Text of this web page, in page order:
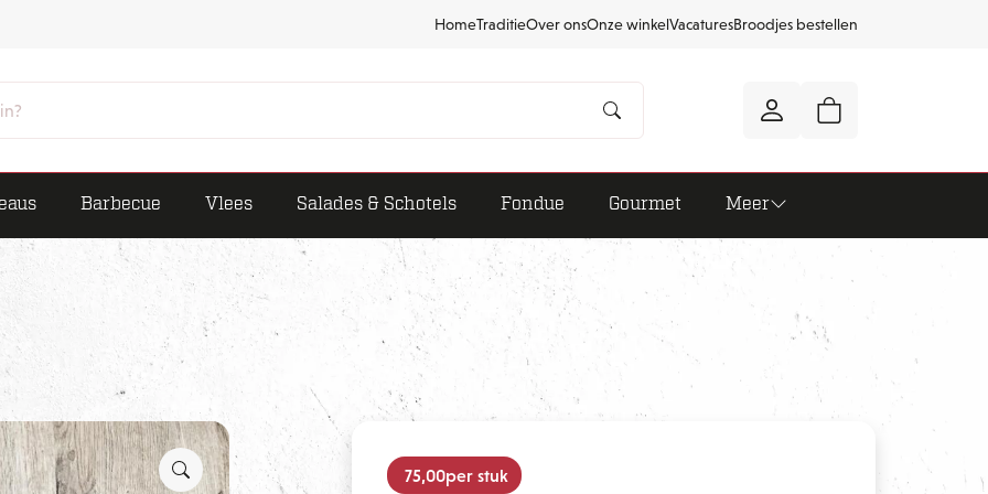
HomeTraditieOver onsOnze winkelVacaturesBroodjes bestellen
Barbecue Vlees Salades & Schotels Fondue Gourmet Meer
75,00per stuk